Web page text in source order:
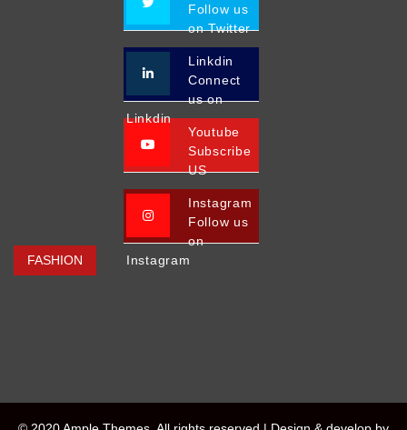
FASHION
Follow us
on Twitter
Linkdin
Connect
us on
Linkdin
Youtube
Subscribe
US
Instagram
Follow us
on
Instagram